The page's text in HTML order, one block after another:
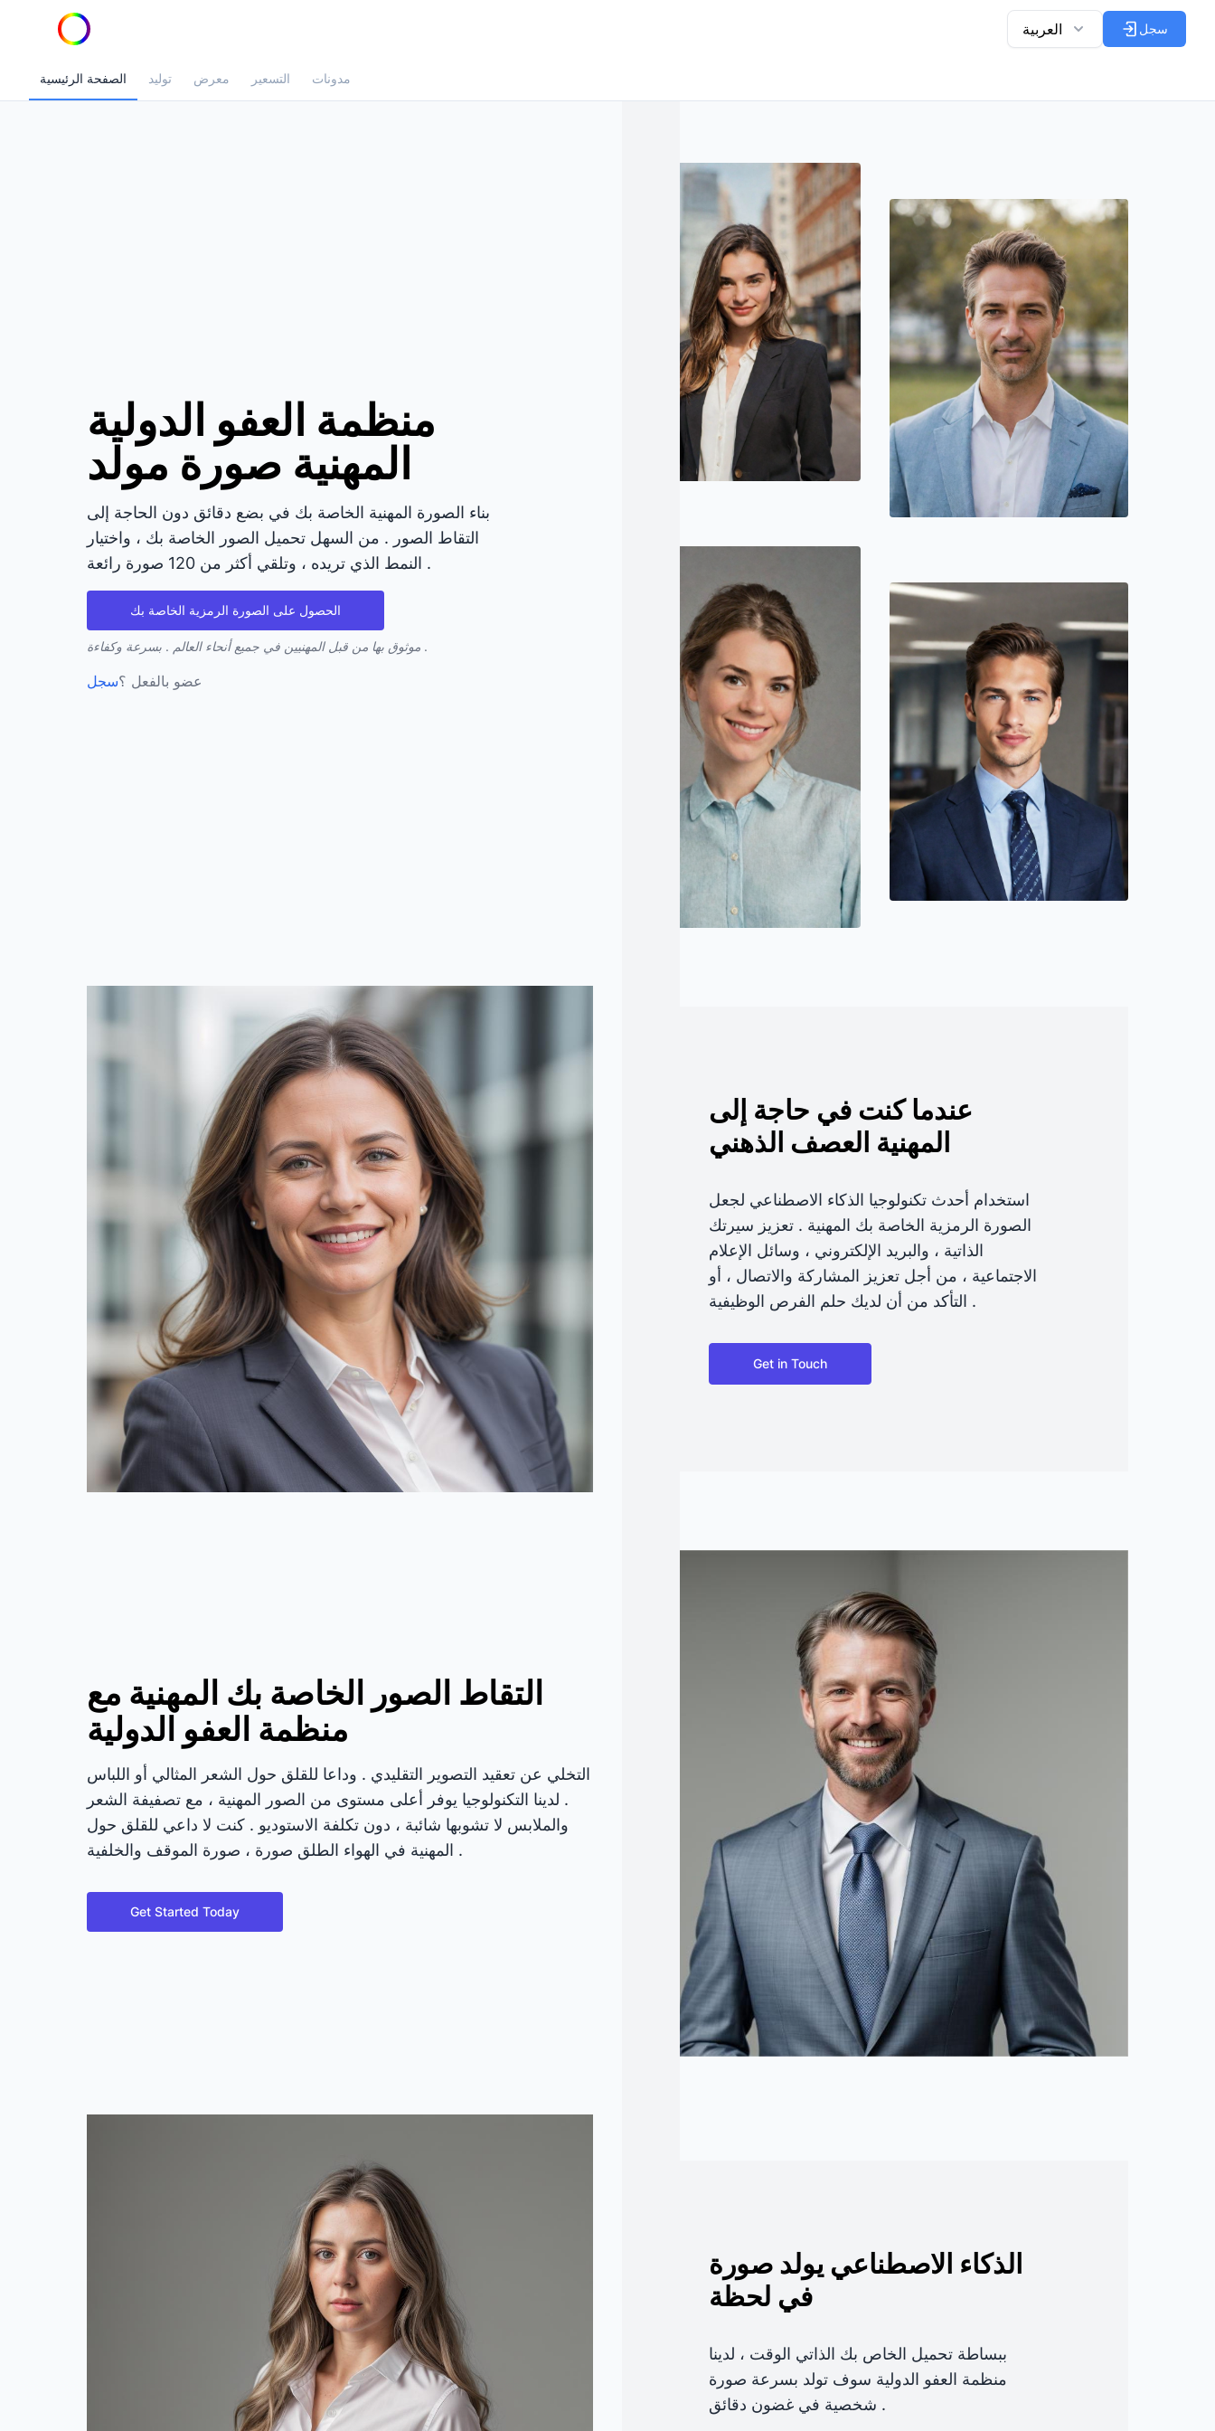
العربية سجل
الصفحة الرئيسية توليد معرض التسعير مدونات
منظمة العفو الدولية
المهنية صورة مولد
بناء الصورة المهنية الخاصة بك في بضع دقائق دون الحاجة إلى
التقاط الصور . من السهل تحميل الصور الخاصة بك ، واختيار
النمط الذي تريده ، وتلقي أكثر من 120 صورة رائعة .
الحصول على الصورة الرمزية الخاصة بك
موثوق بها من قبل المهنيين في جميع أنحاء العالم . بسرعة وكفاءة .
عضو بالفعل ؟سجل
عندما كنت في حاجة إلى
المهنية العصف الذهني
استخدام أحدث تكنولوجيا الذكاء الاصطناعي لجعل
الصورة الرمزية الخاصة بك المهنية . تعزيز سيرتك
الذاتية ، والبريد الإلكتروني ، وسائل الإعلام
الاجتماعية ، من أجل تعزيز المشاركة والاتصال ، أو
التأكد من أن لديك حلم الفرص الوظيفية .
Get in Touch
التقاط الصور الخاصة بك المهنية مع
منظمة العفو الدولية
التخلي عن تعقيد التصوير التقليدي . وداعا للقلق حول الشعر المثالي أو اللباس
. لدينا التكنولوجيا يوفر أعلى مستوى من الصور المهنية ، مع تصفيفة الشعر
والملابس لا تشوبها شائبة ، دون تكلفة الاستوديو . كنت لا داعي للقلق حول
المهنية في الهواء الطلق صورة ، صورة الموقف والخلفية .
Get Started Today
الذكاء الاصطناعي يولد صورة
في لحظة
ببساطة تحميل الخاص بك الذاتي الوقت ، لدينا
منظمة العفو الدولية سوف تولد بسرعة صورة
شخصية في غضون دقائق .